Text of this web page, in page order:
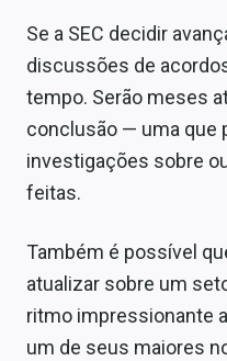
Se a SEC decidir
discussões de
tempo. Serão meses
conclusão — uma que
investigações sobre
feitas.
Também é possível
atualizar sobre um
ritmo impressionante
um de seus maiores